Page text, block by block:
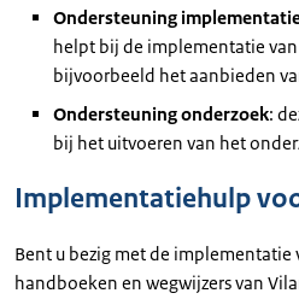
Ondersteuning
helpt bij de implementatie
bijvoorbeeld het aanbieden
Ondersteuning onderzoek:
bij het uitvoeren van het
Implementatiehulp
Bent u bezig met de implementatie
handboeken en wegwijzers van